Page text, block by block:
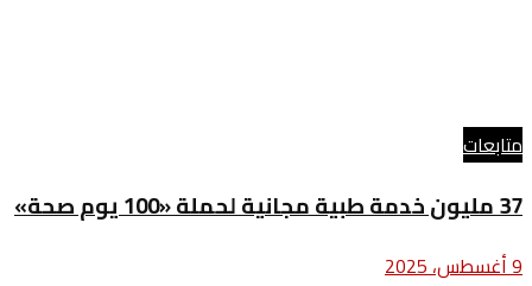
متابعات
37 مليون خدمة طبية مجانية لحملة «100 يوم صحة»
9 أغسطس، 2025